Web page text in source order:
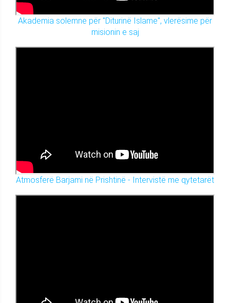
Akademia solemne për "Diturinë Islame", vlerësime për
misionin e saj
Atmosferë Barjami në Prishtinë - Intervistë me qytetarët